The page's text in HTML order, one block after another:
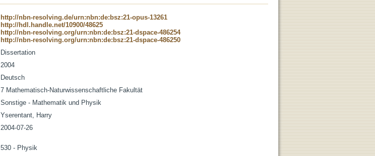
http://nbn-resolving.de/urn:nbn:de:bsz:21-opus-13261
http://hdl.handle.net/10900/48625
http://nbn-resolving.org/urn:nbn:de:bsz:21-dspace-486254
http://nbn-resolving.org/urn:nbn:de:bsz:21-dspace-486250
Dissertation
2004
Deutsch
7 Mathematisch-Naturwissenschaftliche Fakultät
Sonstige - Mathematik und Physik
Yserentant, Harry
2004-07-26
530 - Physik